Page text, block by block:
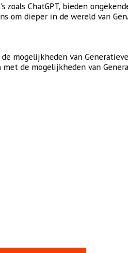
ChatGPT, bieden
om dieper in de wereld van
mogelijkheden van Generatieve
de mogelijkheden van